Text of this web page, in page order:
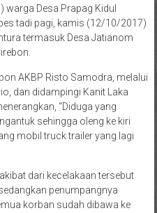
Desa Prapag Kidul
tadi pagi, kamis (12/10/2017)
termasuk Desa Jatianom
AKBP Risto Samodra, melalui
dan didampingi Kanit Laka
“Diduga yang
sehingga oleng ke kiri
mobil truck trailer yang lagi
dari kecelakaan tersebut
penumpangnya
korban sudah dibawa ke